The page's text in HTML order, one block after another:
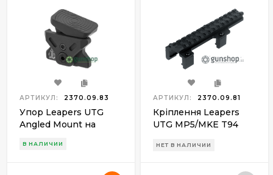
АРТИКУЛ: 2370.09.83
Упор Leapers UTG
Angled Mount на
В НАЛИЧИИ
АРТИКУЛ: 2370.09.81
Кріплення Leapers
UTG MP5/MKE T94
13,7 cм
НЕТ В НАЛИЧИИ